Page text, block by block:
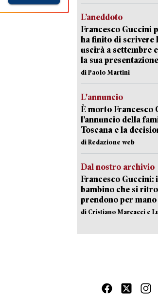
L’aneddoto
Francesco Guccini
ha finito di scrivere
uscirà a settembre
la sua presentazione
di Paolo Martini
L'annuncio
È morto Francesco
l’annuncio della
Toscana e la
di Redazione web
Dal nostro archivio
Francesco Guccini:
bambino che si
prendono per mano
di Cristiano Marcacci e